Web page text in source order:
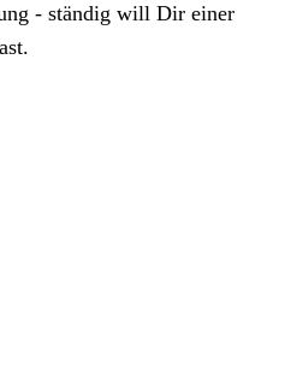
- ständig will Dir einer